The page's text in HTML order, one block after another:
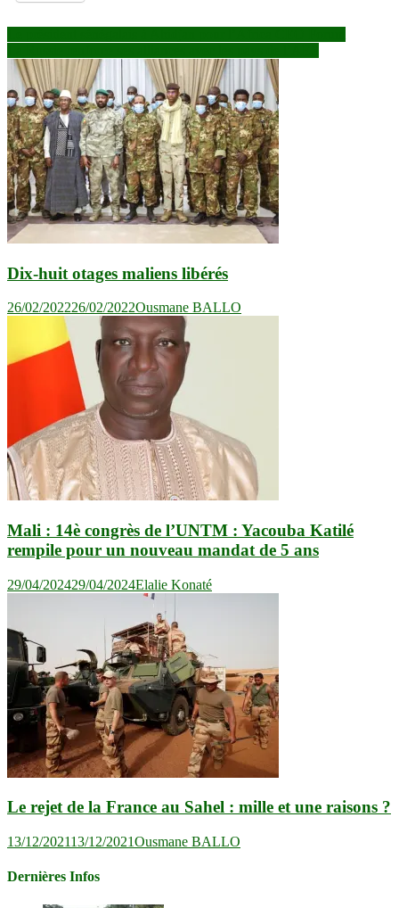
Navigation
de
l’article
Dix-huit otages maliens libérés
26/02/202226/02/2022Ousmane BALLO
Mali : 14è congrès de l’UNTM : Yacouba Katilé
rempile pour un nouveau mandat de 5 ans
29/04/202429/04/2024Elalie Konaté
Le rejet de la France au Sahel : mille et une raisons ?
13/12/202113/12/2021Ousmane BALLO
Dernières Infos